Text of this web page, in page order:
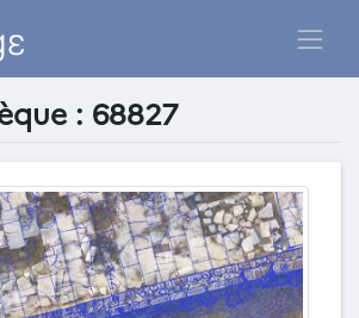
: 68827